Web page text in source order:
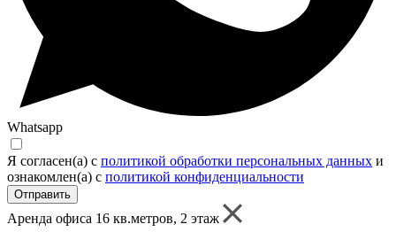
Whatsapp
Я согласен(а) c политикой обработки персональных данных и
ознакомлен(а) с политикой конфиденциальности
Отправить
Аренда офиса 16 кв.метров, 2 этаж